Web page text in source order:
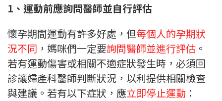
1、運動前應詢問醫師並自行評估
懷孕期間運動有許多好處，但每個人的孕期狀
況不同 ，媽咪們一定要詢問醫師並進行評估 。
若有運動傷害或相關不適症狀發生時，必須回
診讓婦產科醫師判斷狀況，以利提供相關檢查
與建議。若有以下症狀，應立即停止運動 ：